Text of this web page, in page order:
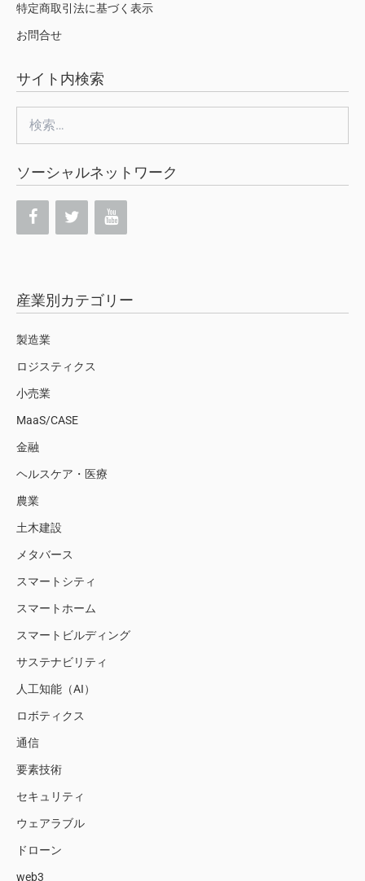
特定商取引法に基づく表示
お問合せ
サイト内検索
索:
ソーシャルネットワーク
産業別カテゴリー
製造業
ロジスティクス
小売業
MaaS/CASE
金融
ヘルスケア・医療
農業
土木建設
メタバース
スマートシティ
スマートホーム
スマートビルディング
サステナビリティ
人工知能（AI）
ロボティクス
通信
要素技術
セキュリティ
ウェアラブル
ドローン
web3